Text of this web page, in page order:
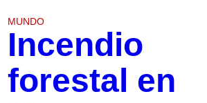
MUNDO
Incendio
forestal en